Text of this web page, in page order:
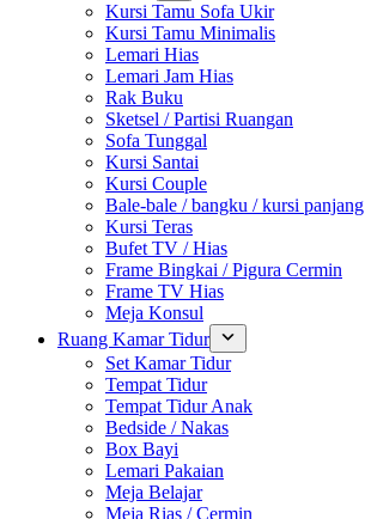
Kursi Tamu Sofa Ukir
Kursi Tamu Minimalis
Lemari Hias
Lemari Jam Hias
Rak Buku
Sketsel / Partisi Ruangan
Sofa Tunggal
Kursi Santai
Kursi Couple
Bale-bale / bangku / kursi panjang
Kursi Teras
Bufet TV / Hias
Frame Bingkai / Pigura Cermin
Frame TV Hias
Meja Konsul
Ruang Kamar Tidur
Set Kamar Tidur
Tempat Tidur
Tempat Tidur Anak
Bedside / Nakas
Box Bayi
Lemari Pakaian
Meja Belajar
Meja Rias / Cermin